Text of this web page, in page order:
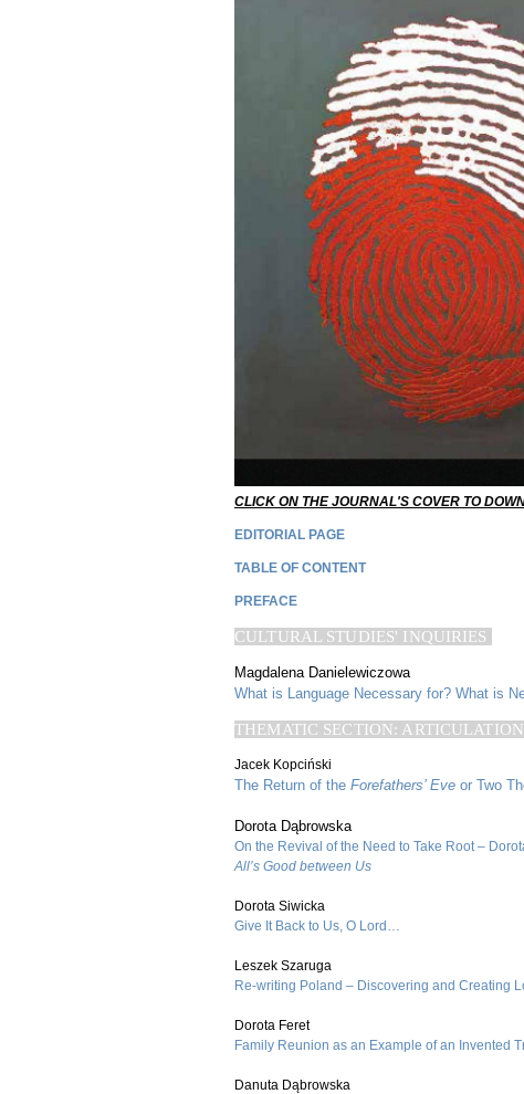
CLICK ON THE JOURNAL'S COVER TO
EDITORIAL PAGE
TABLE OF CONTENT
PREFACE
CULTURAL STUDIES' INQUIRIES
Magdalena Danielewiczowa
What is Language Necessary for? What is
THEMATIC SECTION:
Jacek Kopciński
The Return of the Forefathers’ Eve or Two
Dorota Dąbrowska
On the Revival of the Need to Take Root –
All’s Good between Us
Dorota Siwicka
Give It Back to Us, O Lord…
Leszek Szaruga
Re-writing Poland – Discovering and Creating
Dorota Feret
Family Reunion as an Example of an Invented
Danuta Dąbrowska